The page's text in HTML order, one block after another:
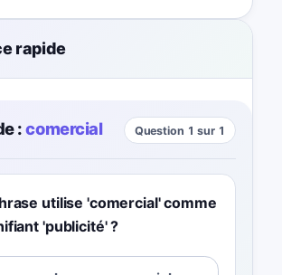
rapide
: comercial Question 1 sur 1
utilise 'comercial' comme
'publicité' ?